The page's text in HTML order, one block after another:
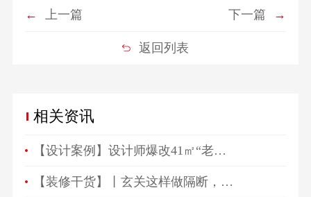
← 上一篇 下一篇 →
返回列表
相关资讯
【设计案例】设计师爆改41㎡“老破小”，一房变三房，住祖孙三代五口人不拥挤！
【装修干货】丨玄关这样做隔断，一进门就被惊艳！